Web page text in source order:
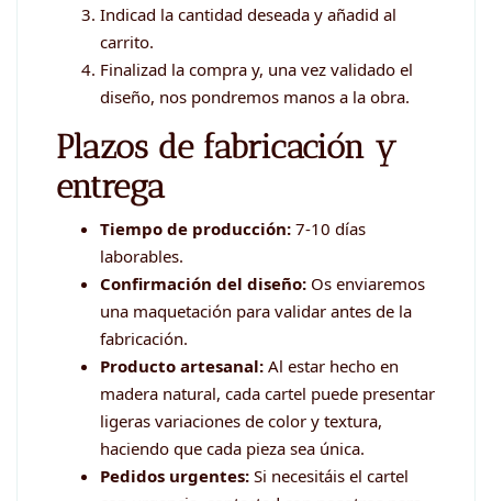
Indicad la cantidad deseada y añadid al
carrito.
Finalizad la compra y, una vez validado el
diseño, nos pondremos manos a la obra.
Plazos de fabricación y
entrega
Tiempo de producción: 7-10 días
laborables.
Confirmación del diseño: Os enviaremos
una maquetación para validar antes de la
fabricación.
Producto artesanal: Al estar hecho en
madera natural, cada cartel puede presentar
ligeras variaciones de color y textura,
haciendo que cada pieza sea única.
Pedidos urgentes: Si necesitáis el cartel